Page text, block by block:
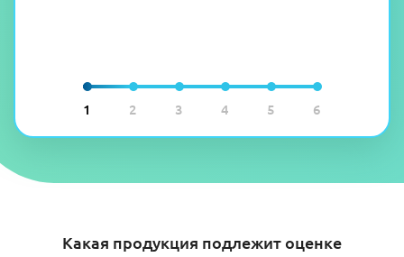
1 2 3 4 5 6
Какая продукция подлежит оценке